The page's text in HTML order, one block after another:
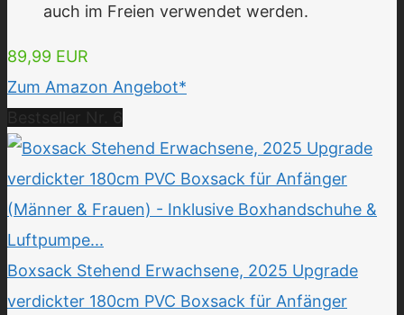
auch im Freien verwendet werden.
89,99 EUR
Zum Amazon Angebot*
Boxsack Stehend Erwachsene, 2025 Upgrade
verdickter 180cm PVC Boxsack für Anfänger